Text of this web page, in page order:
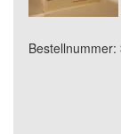
Bestellnummer: